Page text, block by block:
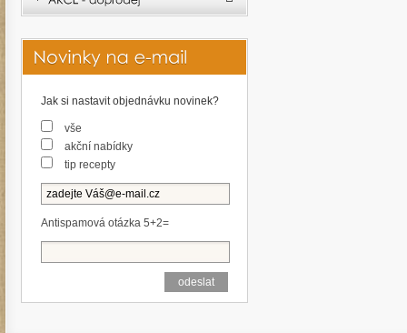
Jak si nastavit objednávku novinek?
vše
akční nabídky
tip recepty
Antispamová otázka 5+2=